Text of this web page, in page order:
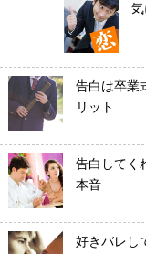
告白は卒業
リット
告白してく
本音
好きバレし